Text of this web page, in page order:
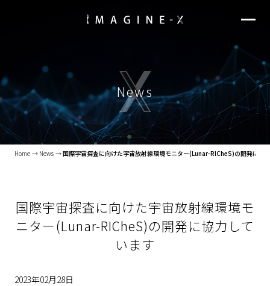
News
Home News 国際宇宙探査に向けた宇宙放射線環境モニター(Lunar-RICheS)の開発に協
国際宇宙探査に向けた宇宙放射線環境モ
ニター(Lunar-RICheS)の開発に協力して
います
2023年02月28日